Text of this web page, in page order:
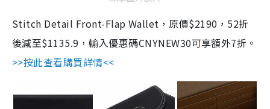
Stitch Detail Front-Flap Wallet，原價$2190，52折
後減至$1135.9，輸入優惠碼CNYNEW30可享額外7折。
>>按此查看購買詳情<<